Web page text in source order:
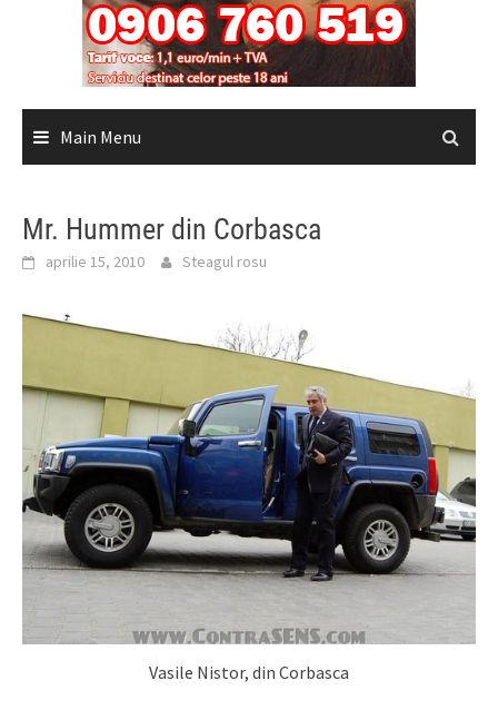
Main Menu
Mr. Hummer din Corbasca
aprilie 15, 2010 Steagul rosu
Vasile Nistor, din Corbasca